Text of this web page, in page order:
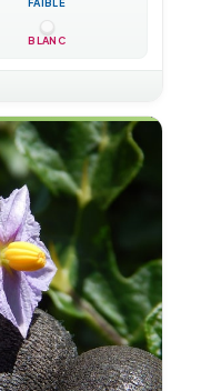
FAIBLE
BLANC